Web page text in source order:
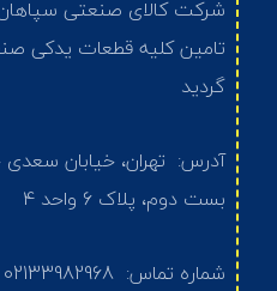
تامین کلیه قطعات یدکی
گردید
آدرس: تهران، خیابان سعدی
بست دوم، پلاک 6 واحد 4
شماره تماس: 02133982968